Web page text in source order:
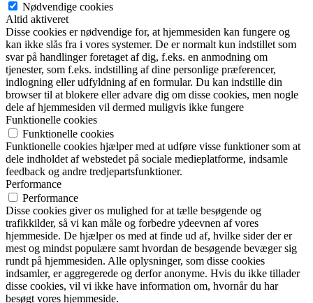
Nødvendige cookies
Altid aktiveret
Disse cookies er nødvendige for, at hjemmesiden kan fungere og
kan ikke slås fra i vores systemer. De er normalt kun indstillet som
svar på handlinger foretaget af dig, f.eks. en anmodning om
tjenester, som f.eks. indstilling af dine personlige præferencer,
indlogning eller udfyldning af en formular. Du kan indstille din
browser til at blokere eller advare dig om disse cookies, men nogle
dele af hjemmesiden vil dermed muligvis ikke fungere
Funktionelle cookies
Funktionelle cookies
Funktionelle cookies hjælper med at udføre visse funktioner som at
dele indholdet af webstedet på sociale medieplatforme, indsamle
feedback og andre tredjepartsfunktioner.
Performance
Performance
Disse cookies giver os mulighed for at tælle besøgende og
trafikkilder, så vi kan måle og forbedre ydeevnen af vores
hjemmeside. De hjælper os med at finde ud af, hvilke sider der er
mest og mindst populære samt hvordan de besøgende bevæger sig
rundt på hjemmesiden. Alle oplysninger, som disse cookies
indsamler, er aggregerede og derfor anonyme. Hvis du ikke tillader
disse cookies, vil vi ikke have information om, hvornår du har
besøgt vores hjemmeside.